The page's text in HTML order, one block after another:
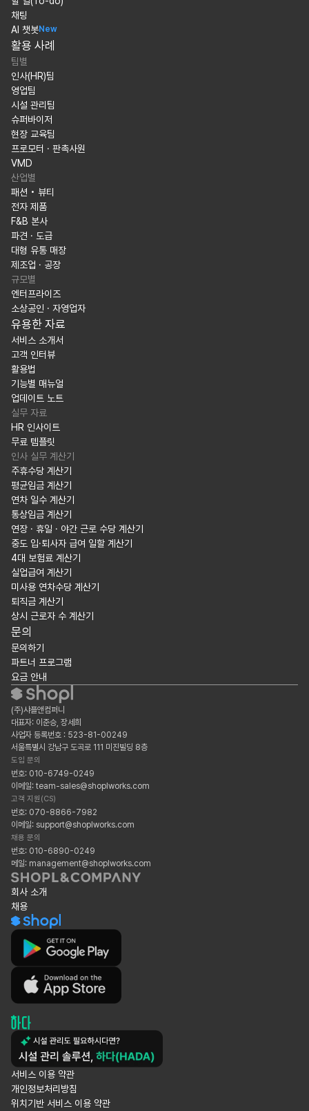
채팅
AI 챗봇New
활용 사례
팀별
인사(HR)팀
영업팀
시설 관리팀
슈퍼바이저
현장 교육팀
프로모터 · 판촉사원
VMD
산업별
패션 • 뷰티
전자 제품
F&B 본사
파견 · 도급
대형 유통 매장
제조업 · 공장
규모별
엔터프라이즈
소상공인 · 자영업자
유용한 자료
서비스 소개서
고객 인터뷰
활용법
기능별 매뉴얼
업데이트 노트
실무 자료
HR 인사이트
무료 템플릿
인사 실무 계산기
주휴수당 계산기
평균임금 계산기
연차 일수 계산기
통상임금 계산기
연장 · 휴일 · 야간 근로 수당 계산기
중도 입·퇴사자 급여 일할 계산기
4대 보험료 계산기
실업급여 계산기
미사용 연차수당 계산기
퇴직금 계산기
상시 근로자 수 계산기
문의
문의하기
파트너 프로그램
요금 안내
(주)샤플앤컴퍼니
대표자: 이준승, 장세희
사업자 등록번호 : 523-81-00249
서울특별시 강남구 도곡로 111 미진빌딩 8층
도입 문의
번호: 010-6749-0249
이메일: team-sales@shoplworks.com
고객 지원(CS)
번호: 070-8866-7982
이메일: support@shoplworks.com
채용 문의
번호: 010-6890-0249
메일: management@shoplworks.com
회사 소개
채용
서비스 이용 약관
개인정보처리방침
위치기반 서비스 이용 약관